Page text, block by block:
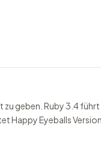
geben. Ruby 3.4
Happy Eyeballs